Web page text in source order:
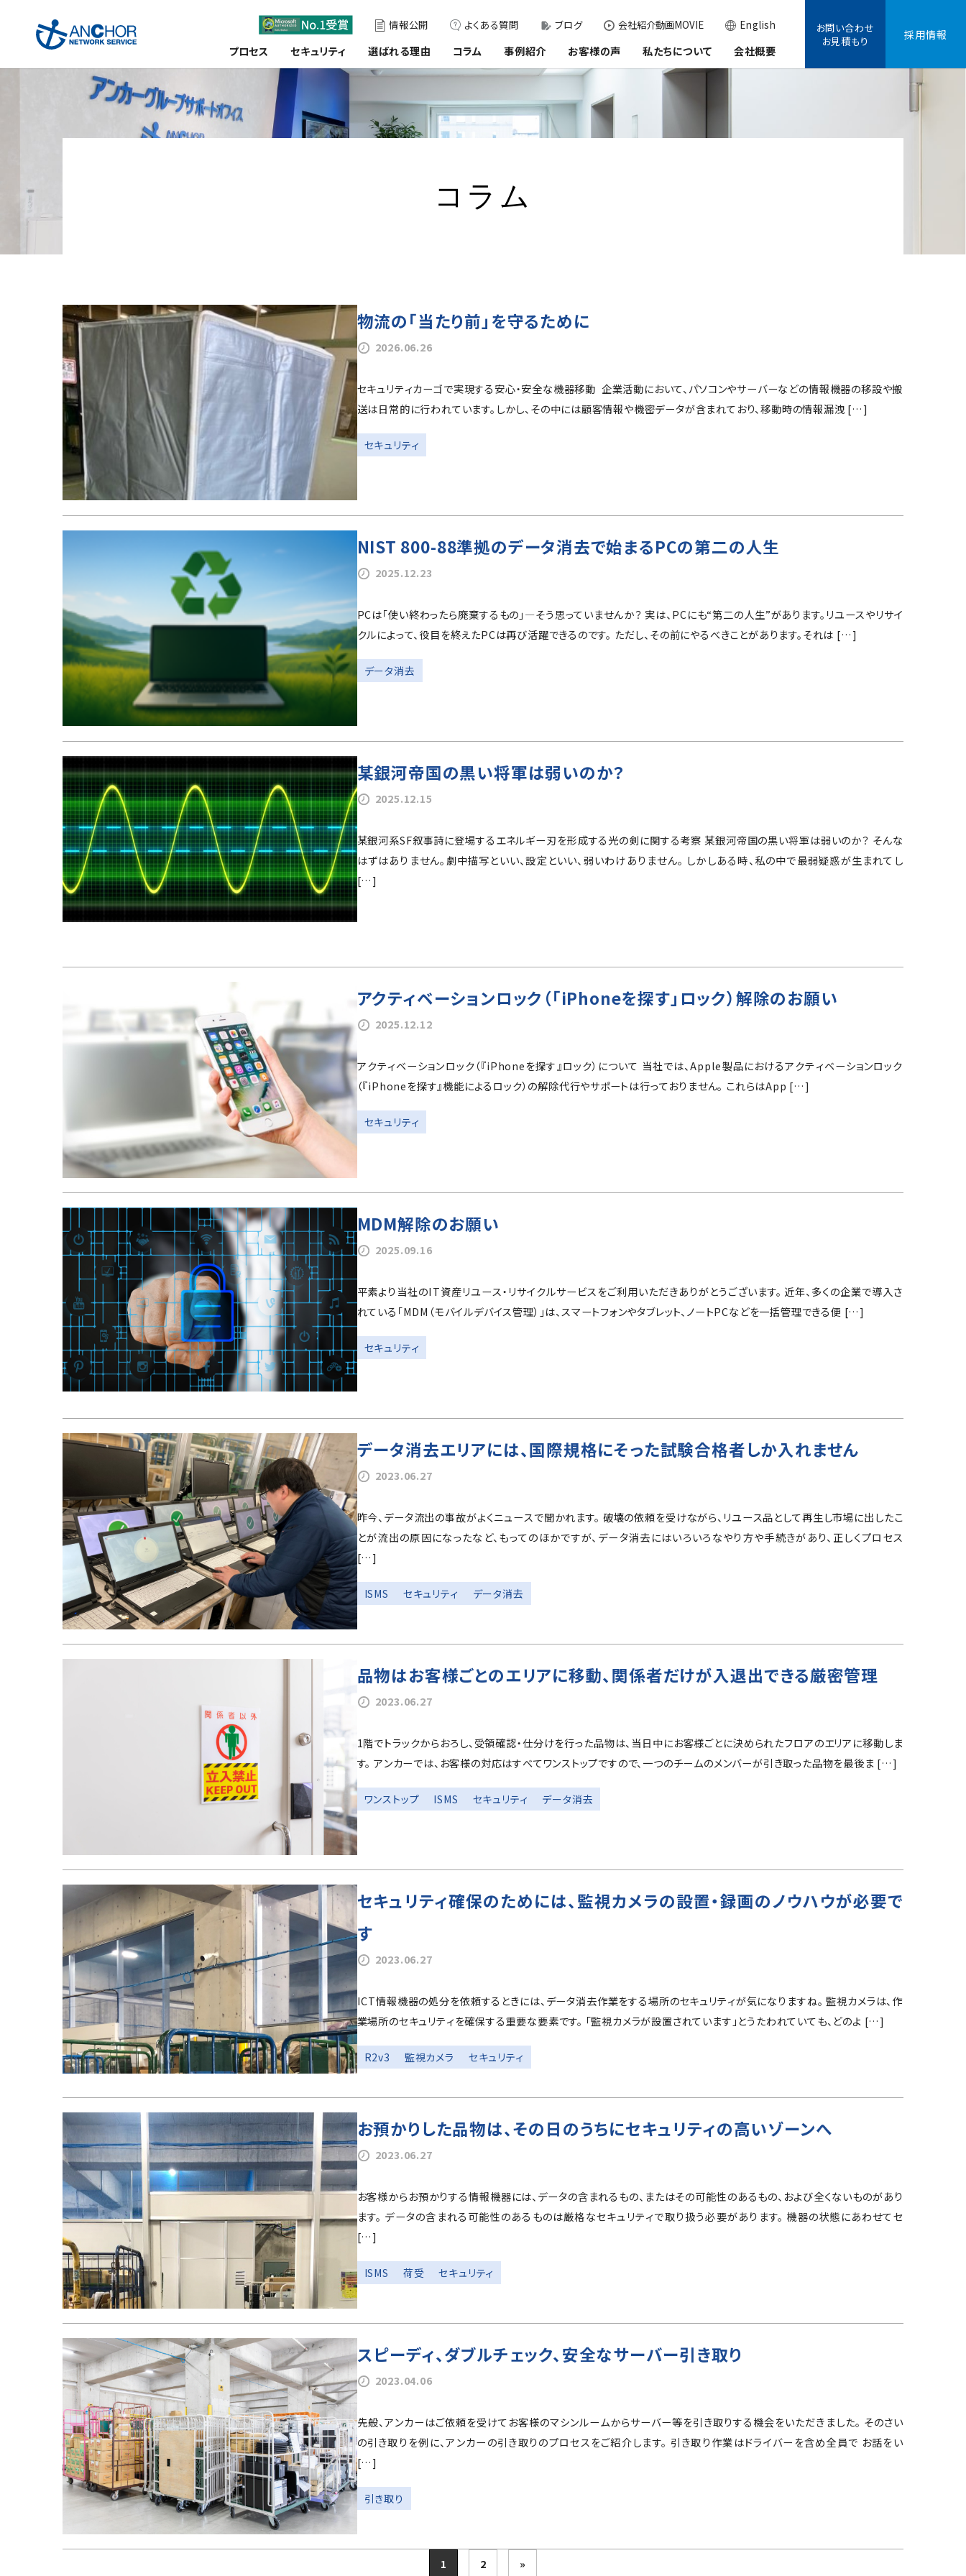
情報公開 よくある質問 ブログ 会社紹介動画MOVIE English
プロセス セキュリティ 選ばれる理由 コラム 事例紹介 お客様の声 私たちについて 会社概要
お問い合わせ
お見積もり
採用情報
コラム
物流の「当たり前」を守るために
2026.06.26
セキュリティカーゴで実現する安心・安全な機器移動 企業活動において、パソコンやサーバーなどの情報機器の移設や搬
送は日常的に行われています。しかし、その中には顧客情報や機密データが含まれており、移動時の情報漏洩 […]
セキュリティ
NIST 800-88準拠のデータ消去で始まるPCの第二の人生
2025.12.23
PCは「使い終わったら廃棄するもの」―そう思っていませんか？ 実は、PCにも“第二の人生”があります。リユースやリサイ
クルによって、役目を終えたPCは再び活躍できるのです。 ただし、その前にやるべきことがあります。それは […]
データ消去
某銀河帝国の黒い将軍は弱いのか？
2025.12.15
某銀河系SF叙事詩に登場するエネルギー刃を形成する光の剣に関する考察 某銀河帝国の黒い将軍は弱いのか？ そんな
はずはありません。劇中描写といい、設定といい、弱いわけありません。 しかしある時、私の中で最弱疑惑が生まれてし
[…]
アクティベーションロック（「iPhoneを探す」ロック）解除のお願い
2025.12.12
アクティベーションロック（『iPhoneを探す』ロック）について 当社では、Apple製品におけるアクティベーションロック
（『iPhoneを探す』機能によるロック）の解除代行やサポートは行っておりません。 これらはApp […]
セキュリティ
MDM解除のお願い
2025.09.16
平素より当社のIT資産リユース・リサイクルサービスをご利用いただきありがとうございます。 近年、多くの企業で導入さ
れている「MDM（モバイルデバイス管理）」は、スマートフォンやタブレット、ノートPCなどを一括管理できる便 […]
セキュリティ
データ消去エリアには、国際規格にそった試験合格者しか入れません
2023.06.27
昨今、データ流出の事故がよくニュースで聞かれます。 破壊の依頼を受けながら、リユース品として再生し市場に出したこ
とが流出の原因になったなど、もってのほかですが、データ消去にはいろいろなやり方や手続きがあり、正しくプロセス
[…]
ISMS セキュリティ データ消去
品物はお客様ごとのエリアに移動、関係者だけが入退出できる厳密管理
2023.06.27
1階でトラックからおろし、受領確認・仕分けを行った品物は、当日中にお客様ごとに決められたフロアのエリアに移動しま
す。 アンカーでは、お客様の対応はすべてワンストップですので、一つのチームのメンバーが引き取った品物を最後ま […]
ワンストップ ISMS セキュリティ データ消去
セキュリティ確保のためには、監視カメラの設置・録画のノウハウが必要で
す
2023.06.27
ICT情報機器の処分を依頼するときには、データ消去作業をする場所のセキュリティが気になりますね。 監視カメラは、作
業場所のセキュリティを確保する重要な要素です。 「監視カメラが設置されています」とうたわれていても、どのよ […]
R2v3 監視カメラ セキュリティ
お預かりした品物は、その日のうちにセキュリティの高いゾーンへ
2023.06.27
お客様からお預かりする情報機器には、データの含まれるもの、またはその可能性のあるもの、および全くないものがあり
ます。 データの含まれる可能性のあるものは厳格なセキュリティで取り扱う必要があります。 機器の状態にあわせてセ
[…]
ISMS 荷受 セキュリティ
スピーディ、ダブルチェック、安全なサーバー引き取り
2023.04.06
先般、アンカーはご依頼を受けてお客様のマシンルームからサーバー等を引き取りする機会をいただきました。 そのさい
の引き取りを例に、アンカーの引き取りのプロセスをご紹介します。 引き取り作業はドライバーを含め全員で お話をい
[…]
引き取り
1 2 »